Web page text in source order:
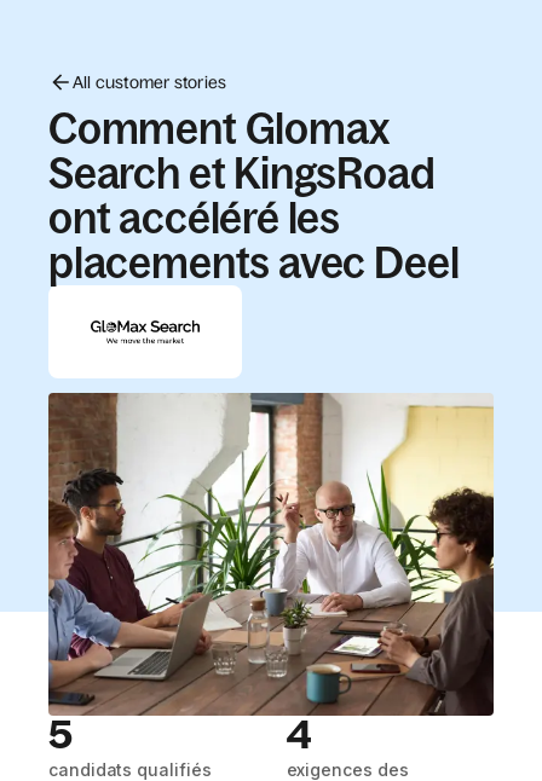
All customer stories
Comment Glomax
Search et KingsRoad
ont accéléré les
placements avec Deel
5
candidats qualifiés
4
exigences des